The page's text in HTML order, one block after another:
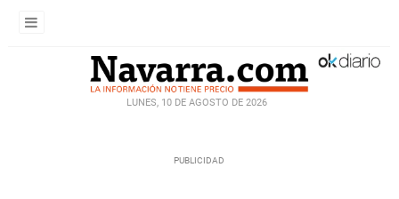
LUNES, 10 DE AGOSTO DE 2026